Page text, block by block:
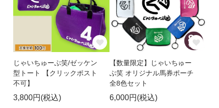
じゃいちゅーぶ笑/ゼッケン
型トート 【クリックポスト
不可】
3,800円(税込)
【数量限定】じゃいちゅー
ぶ笑 オリジナル馬券ポーチ
全8色セット
6,000円(税込)